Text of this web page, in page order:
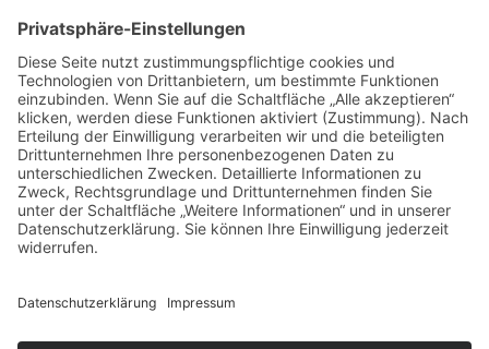
* Alle Preise verstehen sich inkl. gesetzlicher
Mehrwertsteuer und zzgl. Versandkosten wenn nicht anders
beschrieben.
ChampagnerKollektion ist ein Shop von Weinist